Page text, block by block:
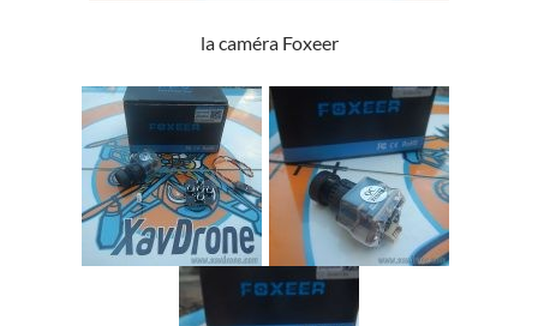
la caméra Foxeer